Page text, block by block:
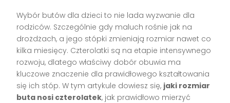
Wybór butów dla dzieci to nie lada wyzwanie dla
rodziców. Szczególnie gdy maluch rośnie jak na
drożdżach, a jego stópki zmieniają rozmiar nawet co
kilka miesięcy. Czterolatki są na etapie intensywnego
rozwoju, dlatego właściwy dobór obuwia ma
kluczowe znaczenie dla prawidłowego kształtowania
się ich stóp. W tym artykule dowiesz się, jaki rozmiar
buta nosi czterolatek, jak prawidłowo mierzyć